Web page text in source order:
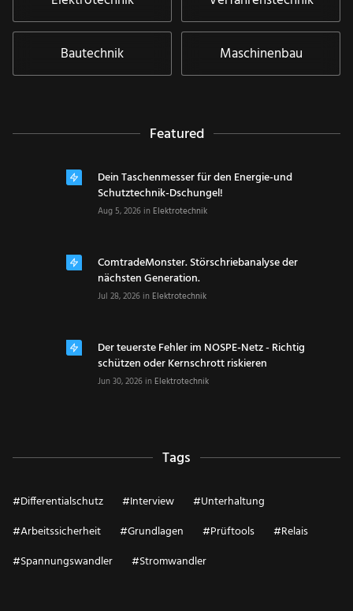
Bautechnik Maschinenbau
Featured
Dein Taschenmesser für den Energie-und
Schutztechnik-Dschungel!
Aug 5, 2026 in Elektrotechnik
ComtradeMonster. Störschriebanalyse der
nächsten Generation.
Jul 28, 2026 in Elektrotechnik
Der teuerste Fehler im NOSPE-Netz - Richtig
schützen oder Kernschrott riskieren
Jun 30, 2026 in Elektrotechnik
Tags
#Differentialschutz #Interview #Unterhaltung
#Arbeitssicherheit #Grundlagen #Prüftools #Relais
#Spannungswandler #Stromwandler